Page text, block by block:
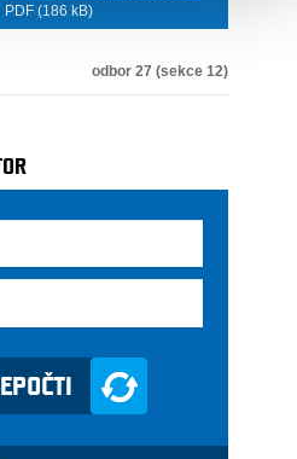
PDF (186 kB)
odbor 27 (sekce 12)